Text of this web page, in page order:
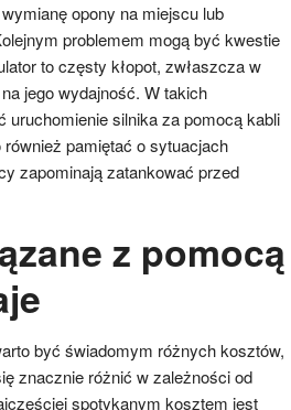
opony na miejscu lub
problemem mogą być kwestie
to częsty kłopot, zwłaszcza w
jego wydajność. W takich
silnika za pomocą kabli
pamiętać o sytuacjach
zapominają zatankować przed
z pomocą
być świadomym różnych kosztów,
znacznie różnić w zależności od
spotykanym kosztem jest